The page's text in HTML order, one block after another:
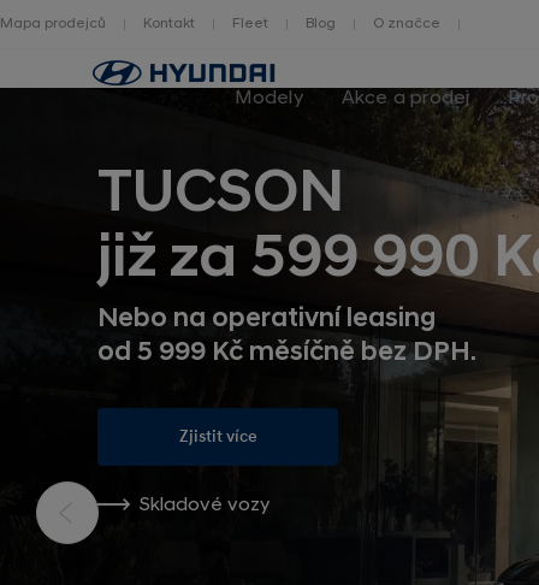
Mapa prodejců Kontakt Fleet Blog O značce
Zpět
na
homepage
Modely Akce a prodej
TUCSON
již za 599 990
Nebo na operativní leasing
od 5 999 Kč měsíčně bez DPH.
Zjistit více
Skladové vozy